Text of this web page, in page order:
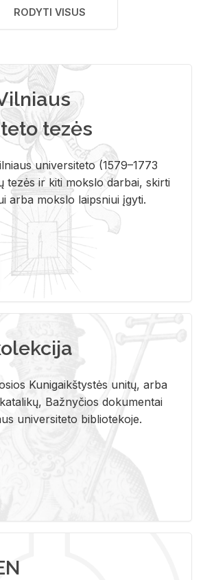
RODYTI VISUS
tezės
universiteto (1579–1773
tezės ir kiti mokslo darbai, skirti
arba mokslo laipsniui įgyti.
Kunigaikštystės unitų, arba
Bažnyčios dokumentai
universiteto bibliotekoje.